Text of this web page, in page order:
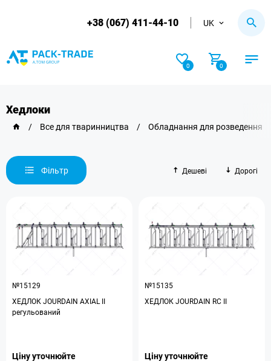
+38 (067) 411-44-10 UK
0 0
Хедлоки
/ Все для тваринництва / Обладнання для розведення
Фільтр Дешеві Дорогі
№15129
ХЕДЛОК JOURDAIN AXIAL II
регульований
Ціну уточнюйте
№15135
ХЕДЛОК JOURDAIN RC II
Ціну уточнюйте